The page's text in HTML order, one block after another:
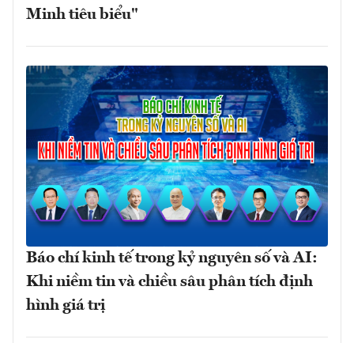
Minh tiêu biểu"
Báo chí kinh tế trong kỷ nguyên số và AI:
Khi niềm tin và chiều sâu phân tích định
hình giá trị